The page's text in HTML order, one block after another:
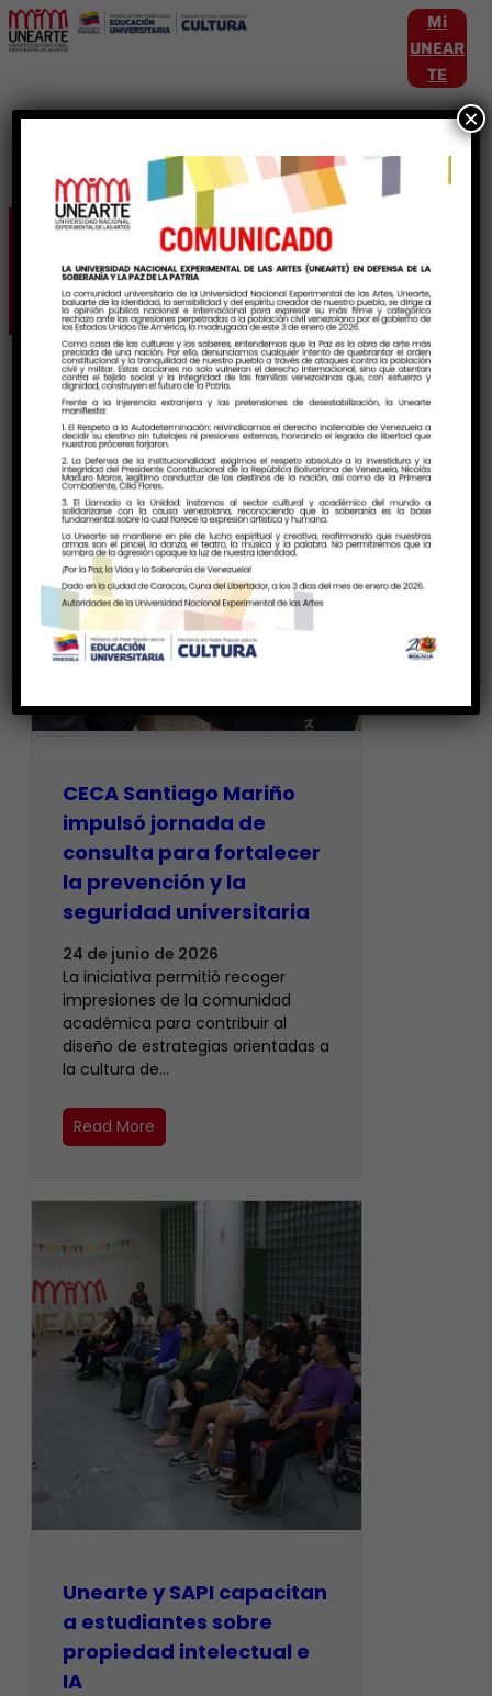
Mi
UNEAR
TE
Etiqueta:minuniversitaria
CECA Santiago Mariño
impulsó jornada de
consulta para fortalecer
la prevención y la
seguridad universitaria
24 de junio de 2026
La iniciativa permitió recoger
impresiones de la comunidad
académica para contribuir al
diseño de estrategias orientadas a
la cultura de…
Read More
Unearte y SAPI capacitan
a estudiantes sobre
propiedad intelectual e
IA
×